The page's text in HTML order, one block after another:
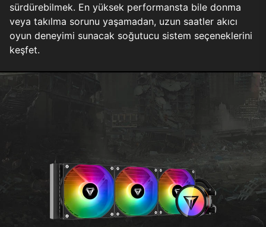
sürdürebilmek. En yüksek performansta bile donma
veya takılma sorunu yaşamadan, uzun saatler akıcı
oyun deneyimi sunacak soğutucu sistem seçeneklerini
keşfet.